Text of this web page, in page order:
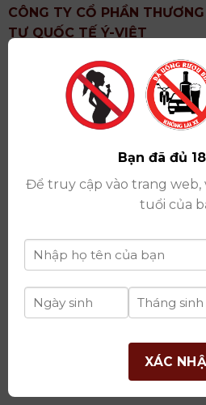
CÔNG TY CỔ PHẦN
TƯ QUỐC TẾ Ý-VIỆT
: Khu 6, Xã Hoài Đức,
Showroom: Số 09 Phố Liễu
Thành Phố Hà Nội
Giấy ĐKKD số: 0102751615 do
Phố Hà Nội cấp lần đầu ngày
thay đổi lần thứ 17 ngày 06/08/
Giấy phép Phân Phối Rượu
Công Thương cấp ngày 14/11/
Ngân hàng:Ngân hàng
Việt Nam (BIDV)
tư quốc tế Ý-Việt
Tây Hồ, TP Hà Nội
THÔNG TIN
Bạn đã đủ
Để truy cập vào trang
tuổi của
XÁC